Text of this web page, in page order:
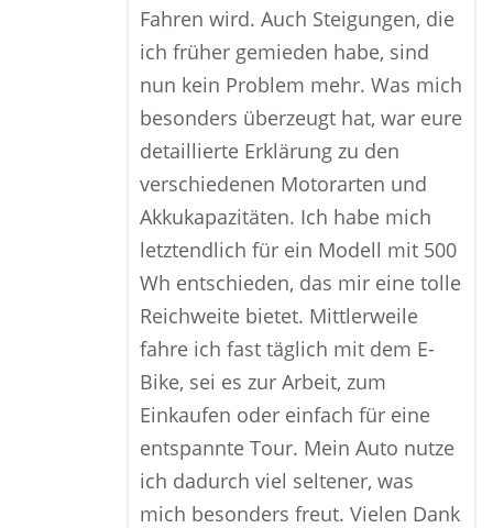
Fahren wird. Auch Steigungen, die
ich früher gemieden habe, sind
nun kein Problem mehr. Was mich
besonders überzeugt hat, war eure
detaillierte Erklärung zu den
verschiedenen Motorarten und
Akkukapazitäten. Ich habe mich
letztendlich für ein Modell mit 500
Wh entschieden, das mir eine tolle
Reichweite bietet. Mittlerweile
fahre ich fast täglich mit dem E-
Bike, sei es zur Arbeit, zum
Einkaufen oder einfach für eine
entspannte Tour. Mein Auto nutze
ich dadurch viel seltener, was
mich besonders freut. Vielen Dank